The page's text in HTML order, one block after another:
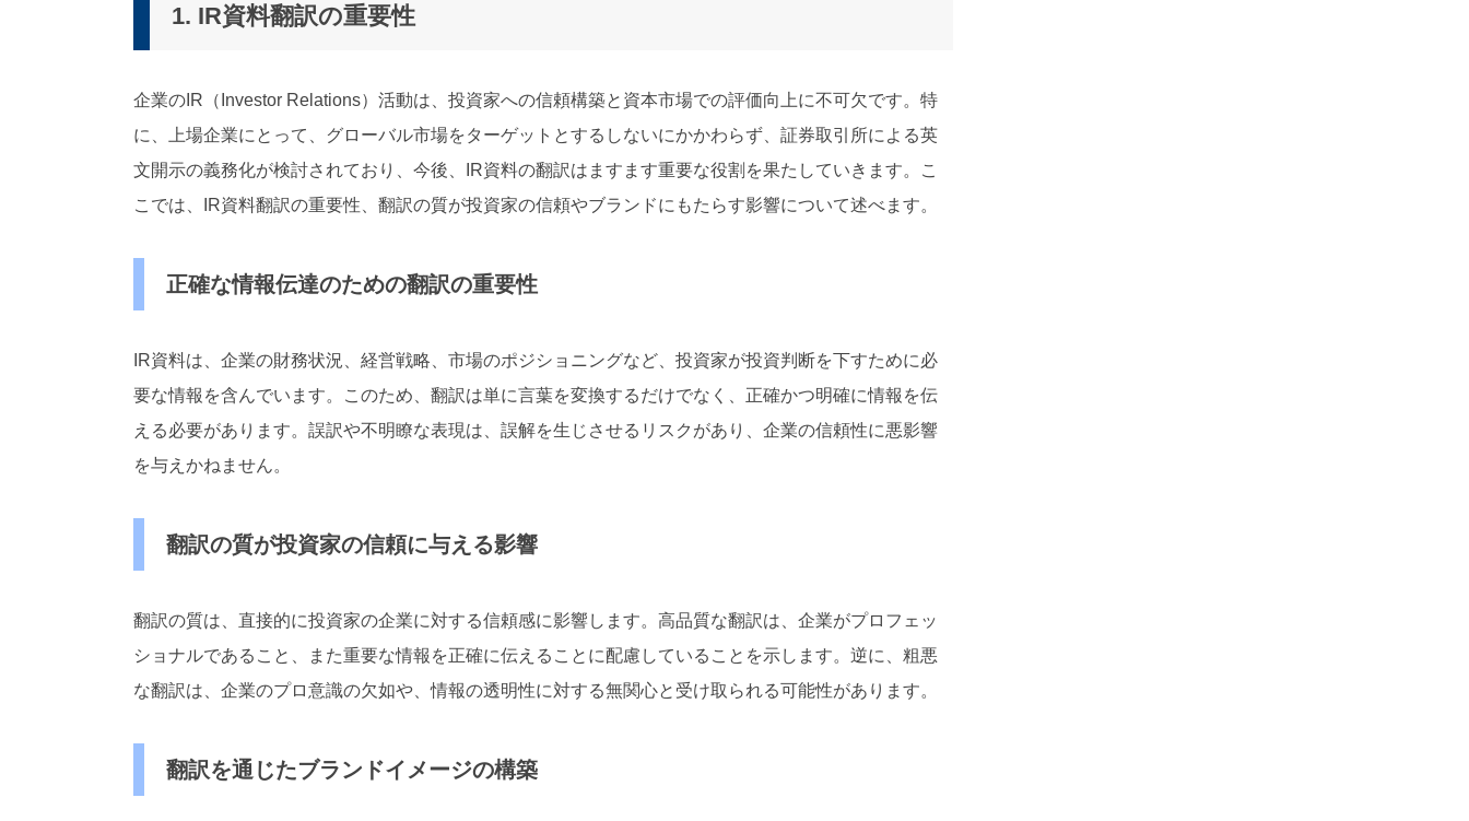
1. IR資料翻訳の重要性
企業のIR（Investor Relations）活動は、投資家への信頼構築と資本市場での評価向上に不可欠です。特
に、上場企業にとって、グローバル市場をターゲットとするしないにかかわらず、証券取引所による英
文開示の義務化が検討されており、今後、IR資料の翻訳はますます重要な役割を果たしていきます。こ
こでは、IR資料翻訳の重要性、翻訳の質が投資家の信頼やブランドにもたらす影響について述べます。
正確な情報伝達のための翻訳の重要性
IR資料は、企業の財務状況、経営戦略、市場のポジショニングなど、投資家が投資判断を下すために必
要な情報を含んでいます。このため、翻訳は単に言葉を変換するだけでなく、正確かつ明確に情報を伝
える必要があります。誤訳や不明瞭な表現は、誤解を生じさせるリスクがあり、企業の信頼性に悪影響
を与えかねません。
翻訳の質が投資家の信頼に与える影響
翻訳の質は、直接的に投資家の企業に対する信頼感に影響します。高品質な翻訳は、企業がプロフェッ
ショナルであること、また重要な情報を正確に伝えることに配慮していることを示します。逆に、粗悪
な翻訳は、企業のプロ意識の欠如や、情報の透明性に対する無関心と受け取られる可能性があります。
翻訳を通じたブランドイメージの構築